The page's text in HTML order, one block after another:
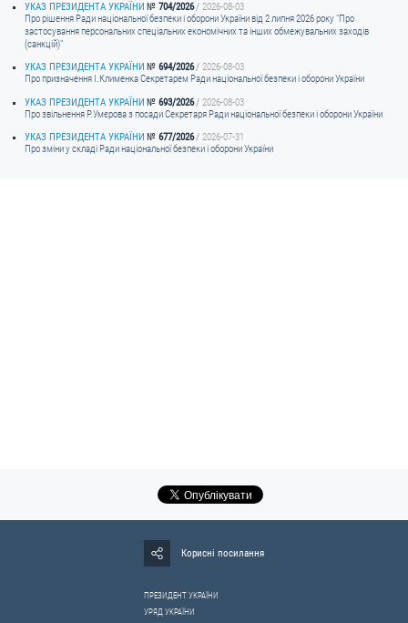
УКАЗ ПРЕЗИДЕНТА УКРАЇНИ
704/2026
2026-08-03
Про рішення Ради національної безпеки і оборони України від 2 липня 2026 року "Про
застосування персональних спеціальних економічних та інших обмежувальних заходів
(санкцій)"
УКАЗ ПРЕЗИДЕНТА УКРАЇНИ
694/2026
2026-08-03
Про призначення I.Клименка Секретарем Ради національної безпеки і оборони України
УКАЗ ПРЕЗИДЕНТА УКРАЇНИ
693/2026
2026-08-03
Про звільнення Р.Умєрова з посади Секретаря Ради національної безпеки і оборони України
УКАЗ ПРЕЗИДЕНТА УКРАЇНИ
677/2026
2026-07-31
Про зміни у складі Ради національної безпеки і оборони України
Корисні посилання
ПРЕЗИДЕНТ УКРАЇНИ
УРЯД УКРАЇНИ